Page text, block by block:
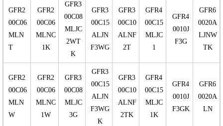
GFR2
00C06
MLN
T
GFR2
00C06
MLNC
1K
GFR3
00C08
MLJC
2WT
K
GFR3
00C15
ALJN
F3WG
GFR3
00C10
ALNF
2T
GFR4
00C15
MLJC
1
GFR4
0010J
F3G
GFR6
0020A
LJNW
TK
GFR2
00C06
MLN
W
GFR2
00C06
MLNC
1W
GFR3
00C08
MLJC
3G
GFR3
00C15
ALJN
F3WG
K
GFR3
00C10
ALNF
2TK
GFR4
00C15
MLJC
1K
GFR4
0010J
F3GK
GFR6
0020A
LN